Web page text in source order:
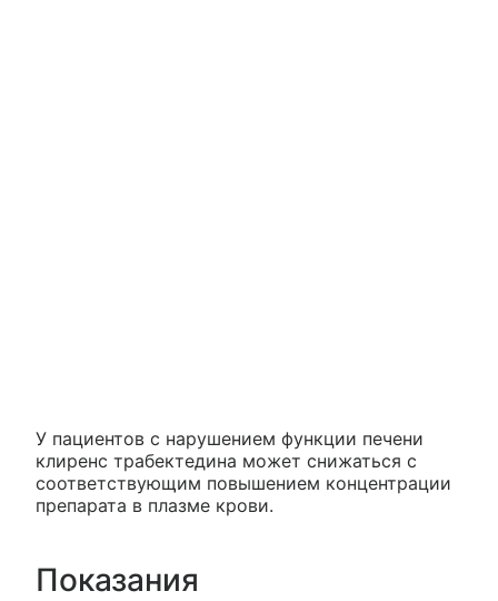
У пациентов с нарушением функции печени
клиренс трабектедина может снижаться с
соответствующим повышением концентрации
препарата в плазме крови.
Показания